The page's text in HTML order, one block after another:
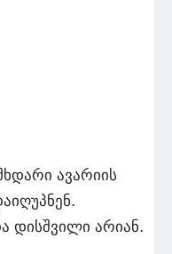
ავარიის
დისშვილი არიან.